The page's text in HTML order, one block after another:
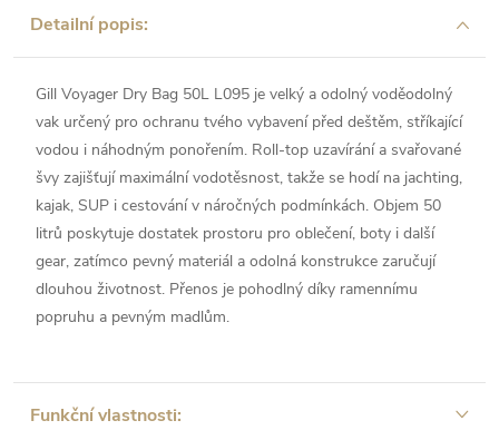
Detailní popis:
Gill Voyager Dry Bag 50L L095 je velký a odolný voděodolný
vak určený pro ochranu tvého vybavení před deštěm, stříkající
vodou i náhodným ponořením. Roll-top uzavírání a svařované
švy zajišťují maximální vodotěsnost, takže se hodí na jachting,
kajak, SUP i cestování v náročných podmínkách. Objem 50
litrů poskytuje dostatek prostoru pro oblečení, boty i další
gear, zatímco pevný materiál a odolná konstrukce zaručují
dlouhou životnost. Přenos je pohodlný díky ramennímu
popruhu a pevným madlům.
Funkční vlastnosti: